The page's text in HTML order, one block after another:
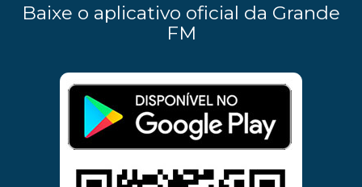
Baixe o aplicativo oficial da Grande
FM